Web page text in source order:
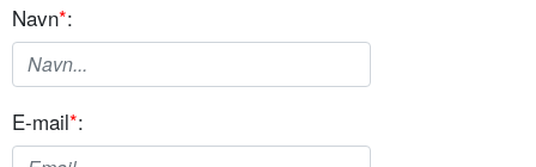
Navn*:
E-mail*: